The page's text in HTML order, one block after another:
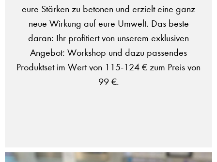
eure Stärken zu betonen und erzielt eine ganz
neue Wirkung auf eure Umwelt. Das beste
daran: Ihr profitiert von unserem exklusiven
Angebot: Workshop und dazu passendes
Produktset im Wert von 115-124 € zum Preis von
99 €.